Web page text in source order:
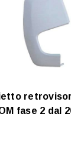
fase 2 dal